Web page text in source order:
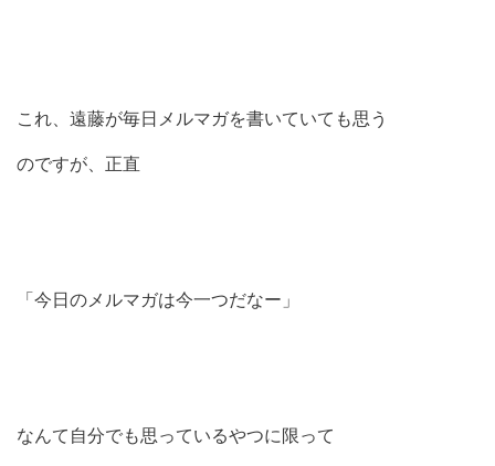
これ、遠藤が毎日メルマガを書いていても思う
のですが、正直
「今日のメルマガは今一つだなー」
なんて自分でも思っているやつに限って